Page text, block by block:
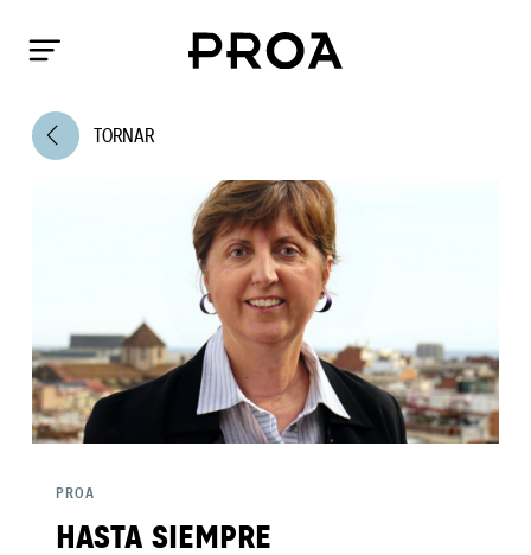
arrow_back_ios TORNAR
PROA
HASTA SIEMPRE